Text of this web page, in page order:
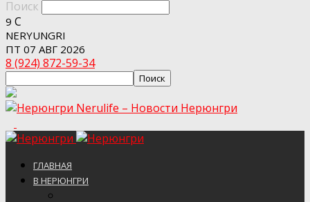
Поиск
9 C
NERYUNGRI
ПТ 07 АВГ 2026
8 (924) 872-59-34
Nerulife – Новости Нерюнгри
ГЛАВНАЯ
В НЕРЮНГРИ